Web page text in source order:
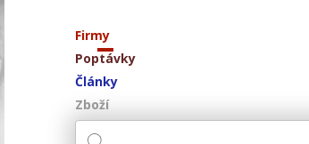
Firmy
Poptávky
Články
Zboží